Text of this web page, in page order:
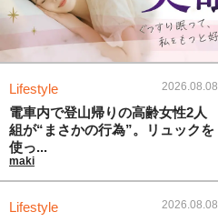
Lifestyle 2026.08.08
電車内で登山帰りの高齢女性2人
組が“まさかの行為”。リュックを
使っ...
maki
Lifestyle 2026.08.08